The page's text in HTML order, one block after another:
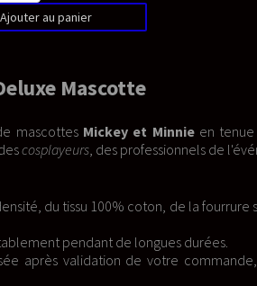
de bal. Ces créations de luxe sont
l'événementiel, ou tout simplement pour
synthétique, du PVC et du Plastazote
avec un suivi d'envoi jusqu'à votre